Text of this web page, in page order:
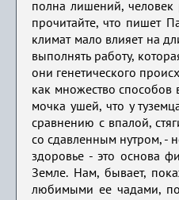
полна лишений, человек
прочитайте, что пишет
климат мало влияет на
выполнять работу,
они генетического
как множество способов
мочка ушей, что у
сравнению с впалой,
со сдавленным нутром, -
здоровье - это основа
Земле. Нам, бывает,
любимыми ее чадами,